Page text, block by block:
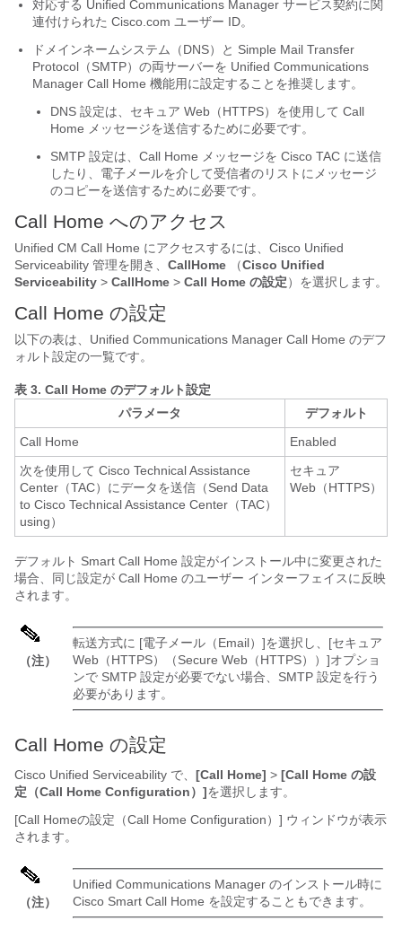
対応する Unified Communications Manager サービス契約に関
連付けられた Cisco.com ユーザー ID。
ドメインネームシステム（DNS）と Simple Mail Transfer
Protocol（SMTP）の両サーバーを Unified Communications
Manager Call Home 機能用に設定することを推奨します。
DNS 設定は、セキュア Web（HTTPS）を使用して Call
Home メッセージを送信するために必要です。
SMTP 設定は、Call Home メッセージを Cisco TAC に送信
したり、電子メールを介して受信者のリストにメッセージ
のコピーを送信するために必要です。
Call Home へのアクセス
Unified CM Call Home にアクセスするには、 Cisco Unified
Serviceability 管理を開き、 CallHome （Cisco Unified
Serviceability > CallHome > Call Home の設定）を選択します。
Call Home の設定
以下の表は、Unified Communications Manager Call Home のデフ
ォルト設定の一覧です。
表 3. Call Home のデフォルト設定
パラメータ
デフォルト
Call Home
Enabled
次を使用して Cisco Technical Assistance
Center（TAC）にデータを送信（Send Data
to Cisco Technical Assistance Center（TAC）
using）
セキュア
Web（HTTPS）
デフォルト Smart Call Home 設定がインストール中に変更された
場合、同じ設定が Call Home のユーザー インターフェイスに反映
されます。
（注）
転送方式に [電子メール（Email）]を選択し、[セキュア
Web（HTTPS）（Secure Web（HTTPS））]オプショ
ンで SMTP 設定が必要でない場合、SMTP 設定を行う
必要があります。
Call Home の設定
Cisco Unified Serviceability で、 [Call Home] > [Call Home の設
定（Call Home Configuration）]を選択します。
[Call Homeの設定（Call Home Configuration）] ウィンドウが表示
されます。
（注）
Unified Communications Manager のインストール時に
Cisco Smart Call Home を設定することもできます。